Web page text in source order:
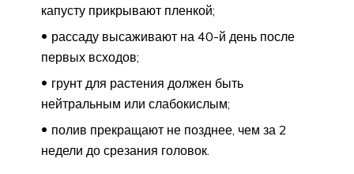
капусту прикрывают пленкой;
рассаду высаживают на 40-й день после
первых всходов;
грунт для растения должен быть
нейтральным или слабокислым;
полив прекращают не позднее, чем за 2
недели до срезания головок.